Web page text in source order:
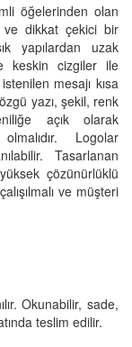
öğelerinden olan
ve dikkat çekici bir
yapılardan uzak
keskin cizgiler ile
mesajı kısa
yazı, şekil, renk
açık olarak
Logolar
Tasarlanan
çözünürlüklü
ve müşteri
Okunabilir, sade,
teslim edilir.